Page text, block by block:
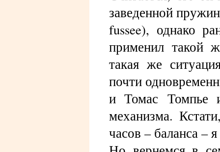
заведенной
fussee), однако
применил такой
такая же
почти
и Томас Томпье
механизма.
часов – баланса –